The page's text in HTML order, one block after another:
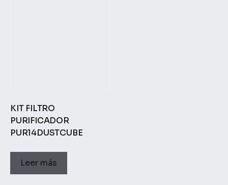
KIT FILTRO
PURIFICADOR
PUR14DUSTCUBE
Leer más